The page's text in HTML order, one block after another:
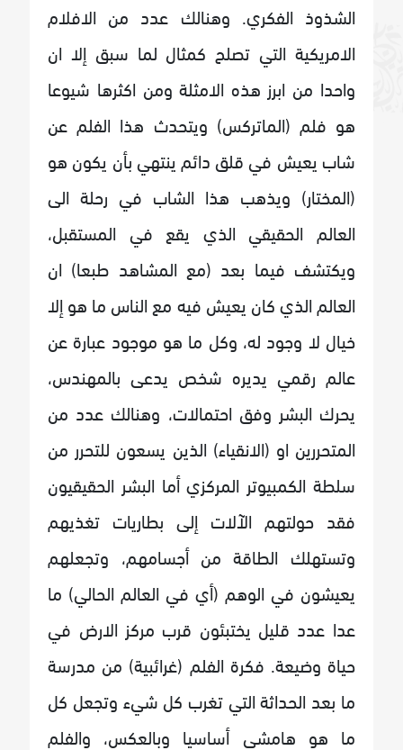
الشذوذ الفكري. وهنالك عدد من الافلام
الامريكية التي تصلح كمثال لما سبق إلا ان
واحدا من ابرز هذه الامثلة ومن اكثرها شيوعا
هو فلم (الماتركس) ويتحدث هذا الفلم عن
شاب يعيش في قلق دائم ينتهي بأن يكون هو
(المختار) ويذهب هذا الشاب في رحلة الى
العالم الحقيقي الذي يقع في المستقبل،
ويكتشف فيما بعد (مع المشاهد طبعا) ان
العالم الذي كان يعيش فيه مع الناس ما هو إلا
خيال لا وجود له، وكل ما هو موجود عبارة عن
عالم رقمي يديره شخص يدعى بالمهندس،
يحرك البشر وفق احتمالات، وهنالك عدد من
المتحررين او (الانقياء) الذين يسعون للتحرر من
سلطة الكمبيوتر المركزي أما البشر الحقيقيون
فقد حولتهم الآلات إلى بطاريات تغذيهم
وتستهلك الطاقة من أجسامهم، وتجعلهم
يعيشون في الوهم (أي في العالم الحالي) ما
عدا عدد قليل يختبئون قرب مركز الارض في
حياة وضيعة. فكرة الفلم (غرائبية) من مدرسة
ما بعد الحداثة التي تغرب كل شيء وتجعل كل
ما هو هامشي أساسيا وبالعكس، والفلم